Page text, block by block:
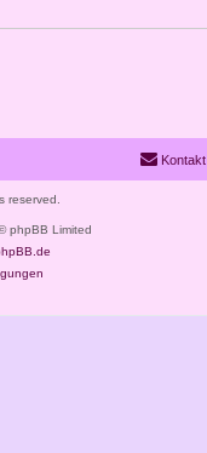
Kontakt
reserved.
phpBB Limited